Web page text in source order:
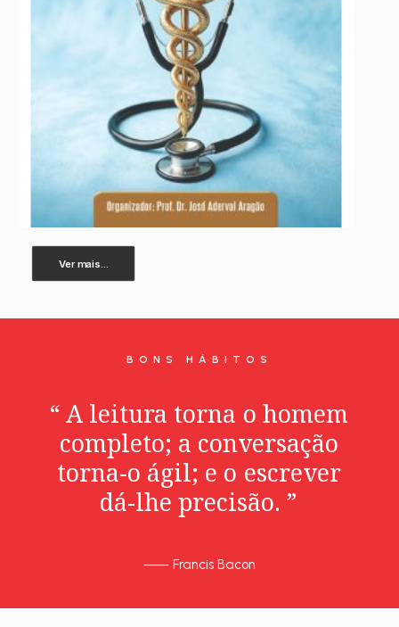
Ver mais...
BONS HÁBITOS
“ A leitura torna o homem
completo; a conversação
torna-o ágil; e o escrever
dá-lhe precisão. ”
⸺ Francis Bacon